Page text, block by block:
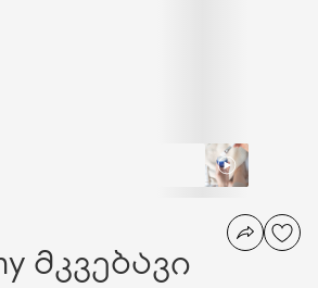
მკვებავი